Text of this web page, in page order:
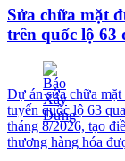
Sửa chữa mặt
trên quốc lộ 63
Dự án sửa chữa
tuyến quốc lộ 63
tháng 8/2026, tạo
thương hàng hóa